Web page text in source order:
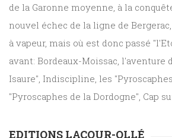
de la Garonne moyenne, à la
nouvel échec de la ligne de
à vapeur, mais où est donc passé
avant: Bordeaux-Moissac, l'aventure
Isaure", Indiscipline, les
"Pyroscaphes de la Dordogne", Cap
EDITIONS LACOUR-OLLÉ